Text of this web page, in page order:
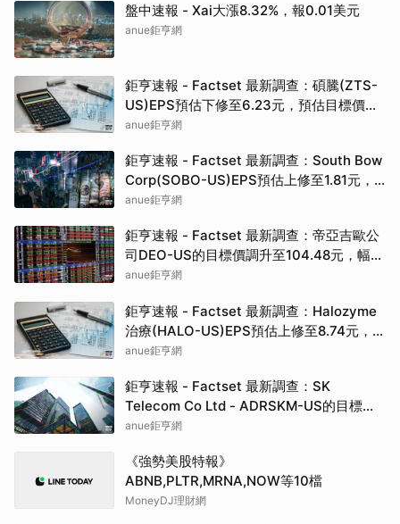
盤中速報 - Xai大漲8.32%，報0.01美元
anue鉅亨網
鉅亨速報 - Factset 最新調查：碩騰(ZTS-
US)EPS預估下修至6.23元，預估目標價為
90.00元
anue鉅亨網
鉅亨速報 - Factset 最新調查：South Bow
Corp(SOBO-US)EPS預估上修至1.81元，
預估目標價為35.83元
anue鉅亨網
鉅亨速報 - Factset 最新調查：帝亞吉歐公
司DEO-US的目標價調升至104.48元，幅度
約3.43%
anue鉅亨網
鉅亨速報 - Factset 最新調查：Halozyme
治療(HALO-US)EPS預估上修至8.74元，預
估目標價為105.00元
anue鉅亨網
鉅亨速報 - Factset 最新調查：SK
Telecom Co Ltd - ADRSKM-US的目標價
調升至42.64元，幅度約3.73%
anue鉅亨網
《強勢美股特報》
ABNB,PLTR,MRNA,NOW等10檔
MoneyDJ理財網